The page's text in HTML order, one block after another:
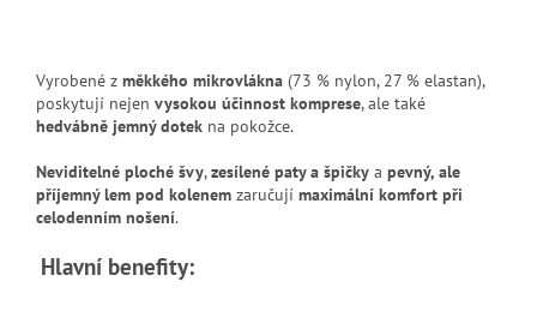
Vyrobené z měkkého mikrovlákna (73 % nylon, 27 % elastan),
poskytují nejen vysokou účinnost komprese, ale také
hedvábně jemný dotek na pokožce.
Neviditelné ploché švy,zesílené paty a špičky a pevný, ale
příjemný lem pod kolenem zaručují maximální komfort při
celodenním nošení.
Hlavní benefity: